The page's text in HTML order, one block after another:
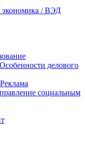
экономика / ВЭД
делового
социальным